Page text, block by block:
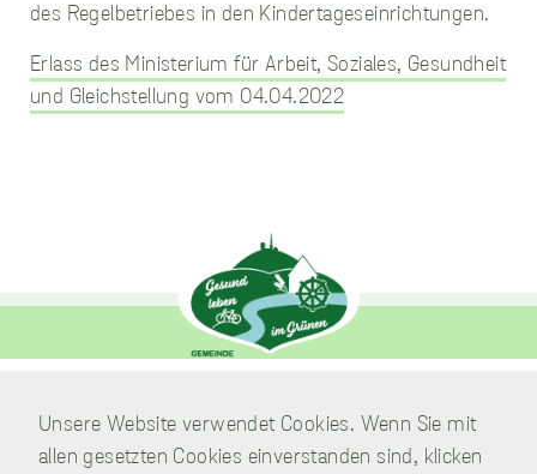
des Regelbetriebes in den Kindertageseinrichtungen.
Erlass des Ministerium für Arbeit, Soziales, Gesundheit
und Gleichstellung vom 04.04.2022
Verwaltung
Am Park 7
Unsere Website verwendet Cookies. Wenn Sie mit
allen gesetzten Cookies einverstanden sind, klicken
Cookies
Diese Cookies
sind
zur Verfügung
stellen können.
Sie werden nicht
eingesetzt, um
Informationen
wie Marketing
oder Analysen zu